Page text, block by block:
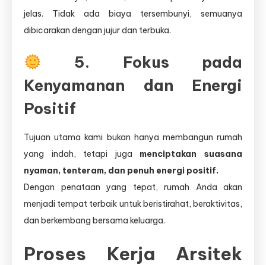
jelas. Tidak ada biaya tersembunyi, semuanya
dibicarakan dengan jujur dan terbuka.
5. Fokus pada
Kenyamanan dan Energi
Positif
Tujuan utama kami bukan hanya membangun rumah
yang indah, tetapi juga menciptakan suasana
nyaman, tenteram, dan penuh energi positif.
Dengan penataan yang tepat, rumah Anda akan
menjadi tempat terbaik untuk beristirahat, beraktivitas,
dan berkembang bersama keluarga.
Proses Kerja Arsitek